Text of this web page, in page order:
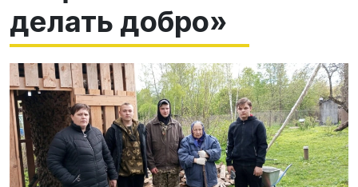
делать добро»